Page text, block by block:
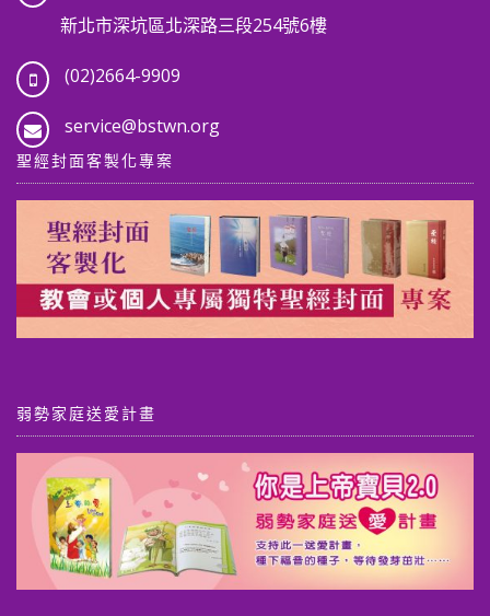
新北市深坑區北深路三段254號6樓
(02)2664-9909
service@bstwn.org
聖經封面客製化專案
弱勢家庭送愛計畫